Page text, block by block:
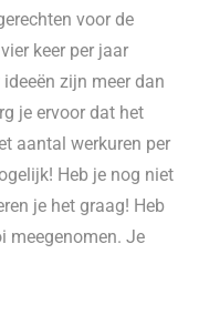
voor de
keer per jaar
zijn meer dan
je ervoor dat het
aantal werkuren per
Heb je nog niet
je het graag! Heb
meegenomen. Je